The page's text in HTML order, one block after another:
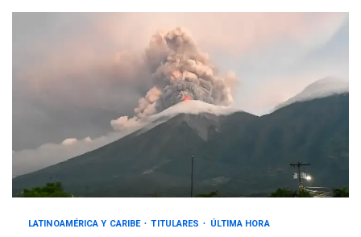
LATINOAMÉRICA Y CARIBE TITULARES ÚLTIMA HORA